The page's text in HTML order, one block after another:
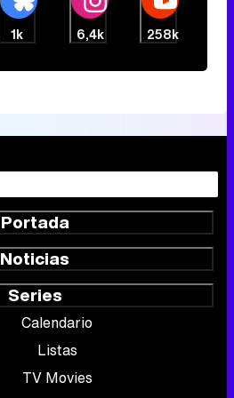
1k 6,4k 258k
Portada
Noticias
Series
Calendario
Listas
TV Movies